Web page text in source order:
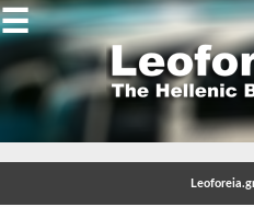
Gallery
Gallery
☰